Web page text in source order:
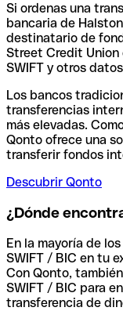
Si ordenas una
bancaria de
destinatario de
Street Credit Union
SWIFT y otros
Los bancos
transferencias
más elevadas.
Qonto ofrece una
transferir fondos
Descubrir Qonto
¿Dónde
En la mayoría de
SWIFT / BIC en tu
Con Qonto,
SWIFT / BIC para
transferencia de